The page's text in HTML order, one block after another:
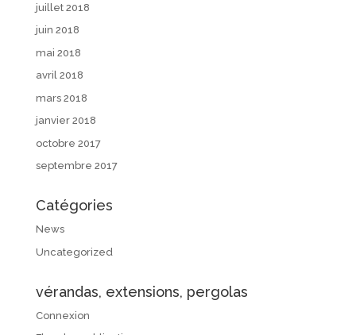
juillet 2018
juin 2018
mai 2018
avril 2018
mars 2018
janvier 2018
octobre 2017
septembre 2017
Catégories
News
Uncategorized
vérandas, extensions, pergolas
Connexion